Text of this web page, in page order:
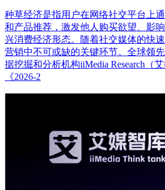
种草经济是指用户在网络社交平台上
和产品推荐，激发他人购买欲望、影
兴消费经济形态。随着社交媒体的快
营销中不可或缺的关键环节。全球领
据挖掘和分析机构iiMedia Research（
《2026-2